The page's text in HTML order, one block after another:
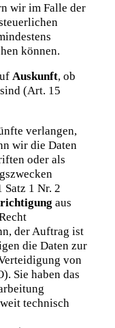
wir im Falle der
können.
Auskunft, ob
(Art. 15
verlangen,
wir die Daten
oder als
Satz 1 Nr. 2
aus
der Auftrag ist
die Daten zur
von
Sie haben das
technisch